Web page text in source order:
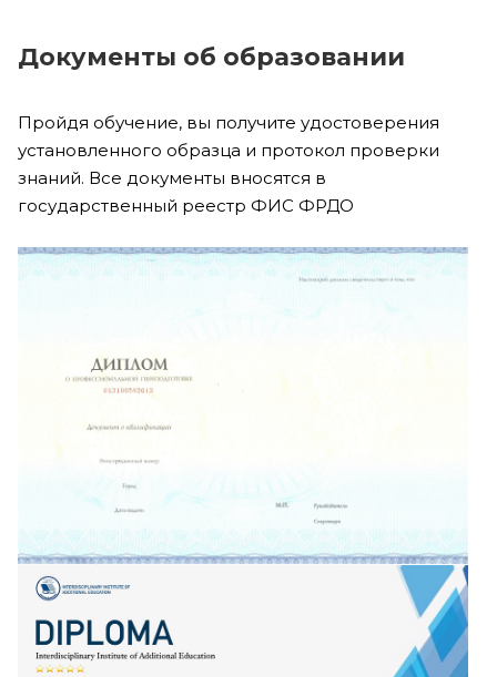
Документы об образовании
Пройдя обучение, вы получите удостоверения
установленного образца и протокол проверки
знаний. Все документы вносятся в
государственный реестр ФИС ФРДО